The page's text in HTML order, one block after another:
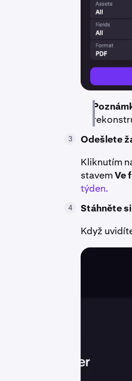
3
Odešlete
Kliknutím
stavemVe
týden.
4
Stáhněte
Když